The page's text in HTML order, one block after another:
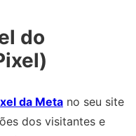
do
da Meta no seu site
dos visitantes e